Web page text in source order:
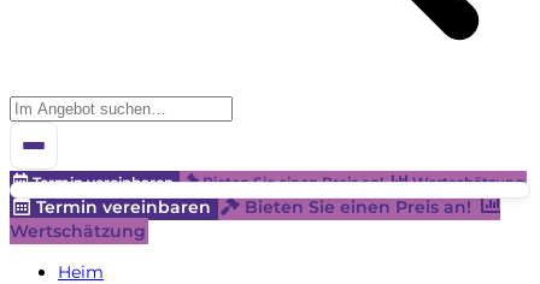
Termin vereinbaren Bieten Sie einen Preis an! Wertschätzung
Termin vereinbaren
Bieten Sie einen Preis an!
Wertschätzung
Heim